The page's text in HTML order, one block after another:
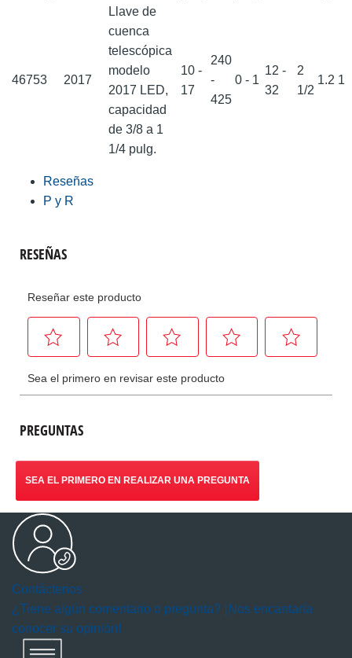
46753 2017
Llave de
cuenca
telescópica
modelo
2017 LED,
capacidad
de 3/8 a 1
1/4 pulg.
10 -
17
240
-
425
0 - 1
12 -
32
2
1/2
1.2 1
Reseñas
P y R
PREGUNTAS
SEA EL PRIMERO EN REALIZAR UNA PREGUNTA
Contáctenos
¿Tiene algún comentario o pregunta? ¡Nos encantaría
conocer su opinión!